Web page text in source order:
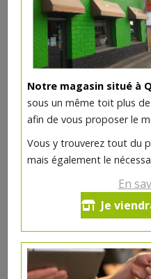
Notre magasin situé à
sous un même toit plus
afin de vous proposer le
Vous y trouverez tout du
mais également le
En
Je
Tablette de
cacao bio
Chocolat lait 43% cacao*
beurre de cacao*; poudre